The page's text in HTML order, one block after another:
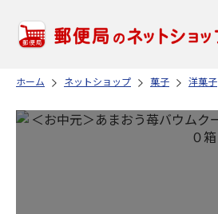
ホーム ネットショップ 菓子 洋菓子